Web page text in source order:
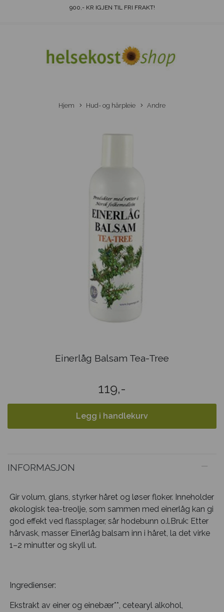
900,- KR IGJEN TIL FRI FRAKT!
Hjem Hud- og hårpleie Andre
Einerlåg Balsam Tea-Tree
119,-
Legg i handlekurv
INFORMASJON
Gir volum, glans, styrker håret og løser floker. Inneholder
økologisk tea-treolje, som sammen med einerlåg kan gi
god effekt ved flassplager, sår hodebunn o.l.Bruk: Etter
hårvask, masser Einerlåg balsam inn i håret, la det virke
1–2 minutter og skyll ut.
Ingredienser:
Ekstrakt av einer og einebær**, cetearyl alkohol,